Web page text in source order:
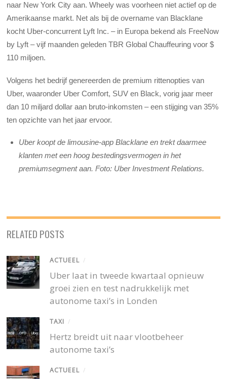
naar New York City aan. Wheely was voorheen niet actief op de
Amerikaanse markt. Net als bij de overname van Blacklane
kocht Uber-concurrent Lyft Inc. – in Europa bekend als FreeNow
by Lyft – vijf maanden geleden TBR Global Chauffeuring voor $
110 miljoen.
Volgens het bedrijf genereerden de premium rittenopties van
Uber, waaronder Uber Comfort, SUV en Black, vorig jaar meer
dan 10 miljard dollar aan bruto-inkomsten – een stijging van 35%
ten opzichte van het jaar ervoor.
Uber koopt de limousine-app Blacklane en trekt daarmee
klanten met een hoog bestedingsvermogen in het
premiumsegment aan. Foto: Uber Investment Relations.
RELATED POSTS
ACTUEEL /
Uber laat in tweede kwartaal opnieuw
groei zien en test nadrukkelijk met
autonome taxi’s in Londen
TAXI /
Hertz breidt uit naar vlootbeheer
autonome taxi’s
ACTUEEL /